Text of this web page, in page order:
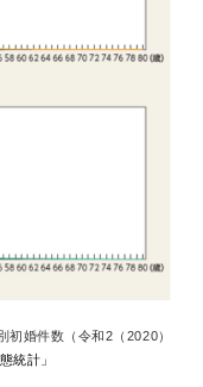
婚件数（令和2（2020）
統計」